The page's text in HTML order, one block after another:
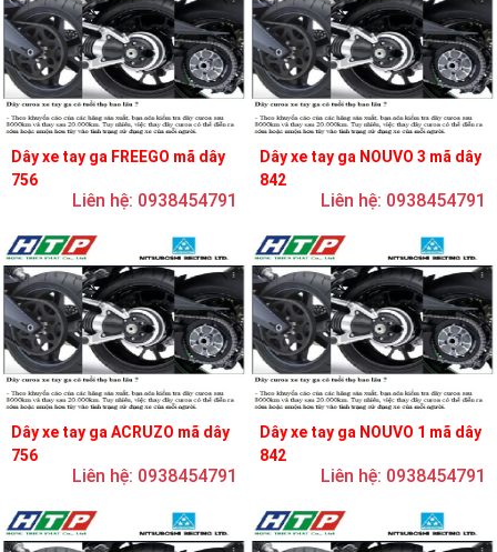
Dây xe tay ga FREEGO mã dây
756
Liên hệ: 0938454791
Dây xe tay ga NOUVO 3 mã dây
842
Liên hệ: 0938454791
Dây xe tay ga ACRUZO mã dây
756
Liên hệ: 0938454791
Dây xe tay ga NOUVO 1 mã dây
842
Liên hệ: 0938454791